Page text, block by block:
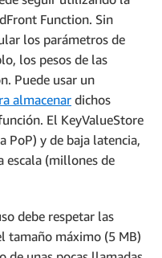
Function. Sin
los parámetros de
los pesos de las
Puede usar un
almacenardichos
El KeyValueStore
PoP) y de baja latencia,
escala (millones de
debe respetar las
tamaño máximo (5 MB)